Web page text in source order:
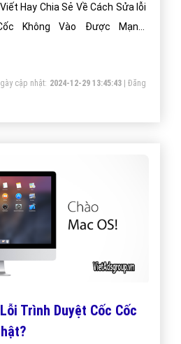
Không Vào Được Mạng,
cập nhật: 2024-12-29 13:45:43|Đăng
Trình Duyệt Cốc Cốc